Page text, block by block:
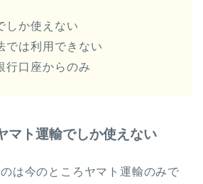
しか使えない
では利用できない
行口座からのみ
マト運輸でしか使えない
は今のところヤマト運輸のみで